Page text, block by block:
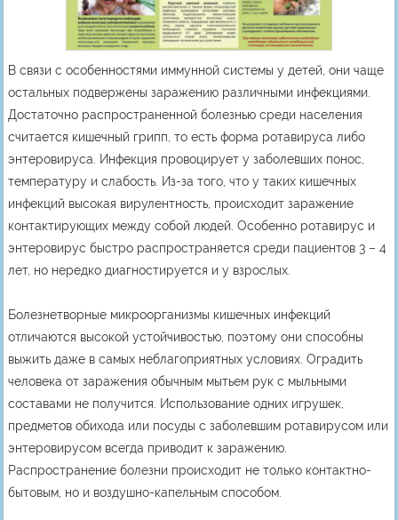
В связи с особенностями иммунной системы у детей, они чаще
остальных подвержены заражению различными инфекциями.
Достаточно распространенной болезнью среди населения
считается кишечный грипп, то есть форма ротавируса либо
энтеровируса. Инфекция провоцирует у заболевших понос,
температуру и слабость. Из-за того, что у таких кишечных
инфекций высокая вирулентность, происходит заражение
контактирующих между собой людей. Особенно ротавирус и
энтеровирус быстро распространяется среди пациентов 3 – 4
лет, но нередко диагностируется и у взрослых.
Болезнетворные микроорганизмы кишечных инфекций
отличаются высокой устойчивостью, поэтому они способны
выжить даже в самых неблагоприятных условиях. Оградить
человека от заражения обычным мытьем рук с мыльными
составами не получится. Использование одних игрушек,
предметов обихода или посуды с заболевшим ротавирусом или
энтеровирусом всегда приводит к заражению.
Распространение болезни происходит не только контактно-
бытовым, но и воздушно-капельным способом.